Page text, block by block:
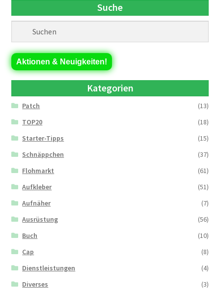
Suche
Aktionen & Neuigkeiten!
Kategorien
Patch
(13)
TOP20
(18)
Starter-Tipps
(15)
Schnäppchen
(37)
Flohmarkt
(61)
Aufkleber
(51)
Aufnäher
(7)
Ausrüstung
(56)
Buch
(10)
Cap
(8)
Dienstleistungen
(4)
Diverses
(3)